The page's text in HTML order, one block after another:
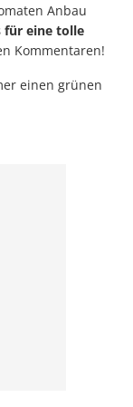
Anbau
für eine tolle
Kommentaren!
einen grünen